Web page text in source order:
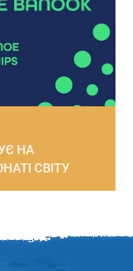
НА
СВІТУ